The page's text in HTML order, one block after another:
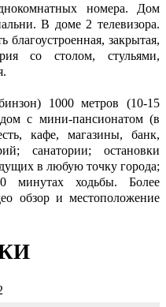
номера. Дом
В доме 2 телевизора.
благоустроенная, закрытая,
со столом, стульями,
1000 метров (10-15
с мини-пансионатом (в
кафе, магазины, банк,
санатории; остановки
в любую точку города;
минутах ходьбы. Более
обзор и местоположение